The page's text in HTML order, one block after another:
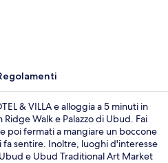
& VILLA e alloggia a 5 minuti in
Walk e Palazzo di Ubud. Fai
poi fermati a mangiare un boccone
fa sentire. Inoltre, luoghi d'interesse
e Ubud Traditional Art Market